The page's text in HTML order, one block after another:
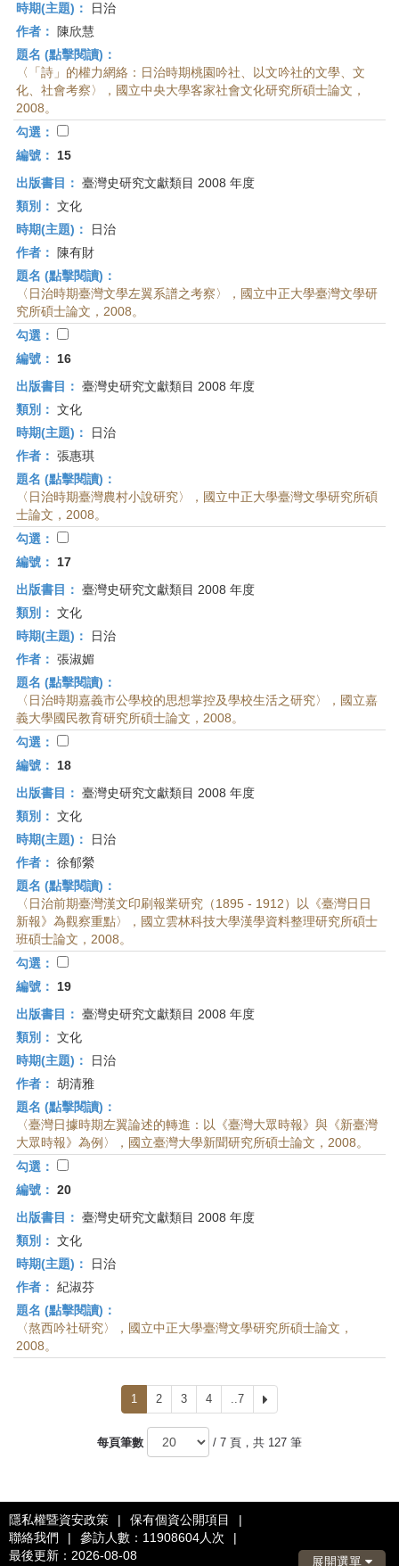
時期(主題)：
日治
作者：
陳欣慧
題名 (點擊閱讀)：
〈「詩」的權力網絡：日治時期桃園吟社、以文吟社的文學、文
化、社會考察〉，國立中央大學客家社會文化研究所碩士論文，
2008。
勾選：
編號：
15
出版書目： 臺灣史研究文獻類目 2008 年度
類別： 文化
時期(主題)：
日治
作者：
陳有財
題名 (點擊閱讀)：
〈日治時期臺灣文學左翼系譜之考察〉，國立中正大學臺灣文學研
究所碩士論文，2008。
勾選：
編號：
16
出版書目： 臺灣史研究文獻類目 2008 年度
類別： 文化
時期(主題)：
日治
作者： 張惠琪
題名 (點擊閱讀)：
〈日治時期臺灣農村小說研究〉，國立中正大學臺灣文學研究所碩
士論文，2008。
勾選：
編號：
17
出版書目： 臺灣史研究文獻類目 2008 年度
類別： 文化
時期(主題)：
日治
作者： 張淑媚
題名 (點擊閱讀)：
〈日治時期嘉義市公學校的思想掌控及學校生活之研究〉，國立嘉
義大學國民教育研究所碩士論文，2008。
勾選：
編號：
18
出版書目： 臺灣史研究文獻類目 2008 年度
類別： 文化
時期(主題)：
日治
作者： 徐郁縈
題名 (點擊閱讀)：
〈日治前期臺灣漢文印刷報業研究（1895 - 1912）以《臺灣日日
新報》為觀察重點〉，國立雲林科技大學漢學資料整理研究所碩士
班碩士論文，2008。
勾選：
編號：
19
出版書目： 臺灣史研究文獻類目 2008 年度
類別： 文化
時期(主題)：
日治
作者： 胡清雅
題名 (點擊閱讀)：
〈臺灣日據時期左翼論述的轉進：以《臺灣大眾時報》與《新臺灣
大眾時報》為例〉，國立臺灣大學新聞研究所碩士論文，2008。
勾選：
編號： 20
出版書目： 臺灣史研究文獻類目 2008 年度
類別： 文化
時期(主題)：
日治
作者： 紀淑芬
題名 (點擊閱讀)：
〈熬西吟社研究〉，國立中正大學臺灣文學研究所碩士論文，
2008。
1 2 3 4 ..7
一
每頁筆數
/ 7 頁，共 127 筆
隱私權暨資安政策 | 保有個資公開項目
|
聯絡我們
| 參訪人數：11908604人次
|
最後更新：2026-08-08
展開選單